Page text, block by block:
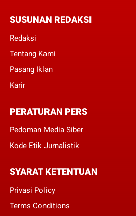
SUSUNAN REDAKSI
Redaksi
Tentang Kami
Pasang Iklan
Karir
PERATURAN PERS
Pedoman Media Siber
Kode Etik Jurnalistik
SYARAT KETENTUAN
Privasi Policy
Terms Conditions